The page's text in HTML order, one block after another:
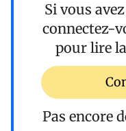
Si vous
connectez-
pour lire
Pas encore